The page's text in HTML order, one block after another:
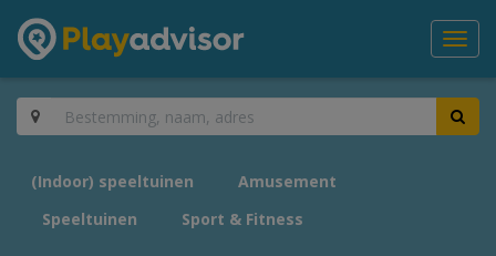
(Indoor) speeltuinen
Amusement
Speeltuinen
Sport & Fitness